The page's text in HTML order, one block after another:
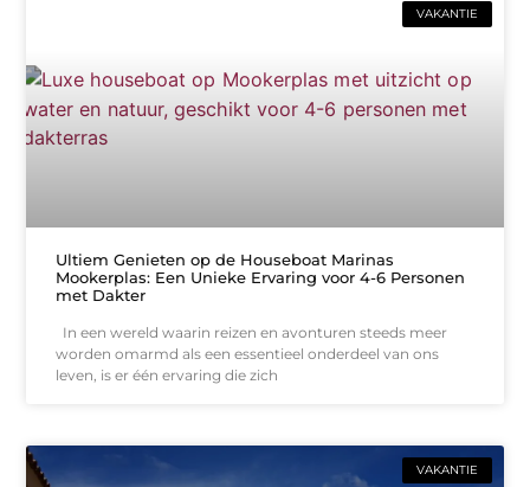
VAKANTIE
Ultiem Genieten op de Houseboat Marinas
Mookerplas: Een Unieke Ervaring voor 4-6 Personen
met Dakter
In een wereld waarin reizen en avonturen steeds meer
worden omarmd als een essentieel onderdeel van ons
leven, is er één ervaring die zich
VAKANTIE